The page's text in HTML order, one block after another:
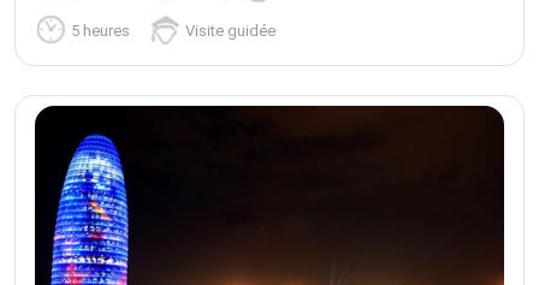
5 heures Visite guidée